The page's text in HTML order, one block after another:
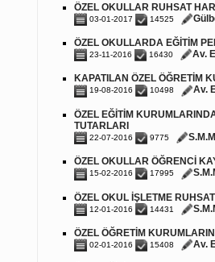
ÖZEL OKULLAR RUHSAT
03-01-2017 14525
ÖZEL OKULLARDA EĞİTİM
23-11-2016 16430 Av.
KAPATILAN ÖZEL ÖĞRETİM
19-08-2016 10498 Av.
ÖZEL EĞİTİM
TUTARLARI
22-07-2016 9775
ÖZEL OKULLAR ÖĞRENCİ
15-02-2016 17995
ÖZEL OKUL İŞLETME
12-01-2016 14431
ÖZEL ÖĞRETİM
02-01-2016 15408 Av.